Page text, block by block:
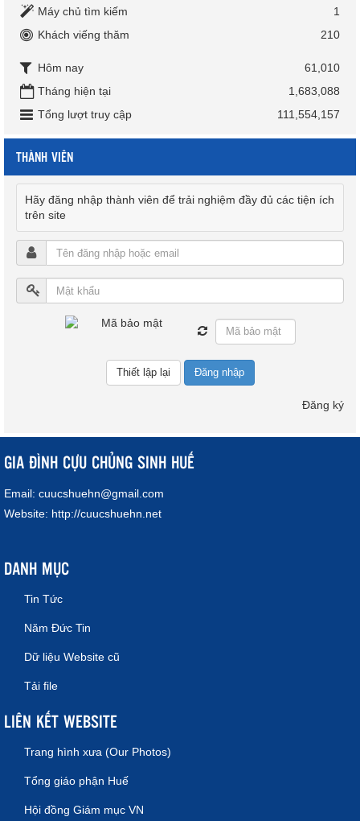
Máy chủ tìm kiếm
1
Khách viếng thăm
210
Hôm nay
61,010
Tháng hiện tại
1,683,088
Tổng lượt truy cập
111,554,157
THÀNH VIÊN
Hãy đăng nhập thành viên để trải nghiệm đầy đủ các tiện ích
trên site
Đăng nhập
Đăng ký
GIA ĐÌNH CỰU CHỦNG SINH HUẾ
Email: cuucshuehn@gmail.com
Website: http://cuucshuehn.net
DANH MỤC
Tin Tức
Năm Đức Tin
Dữ liệu Website cũ
Tải file
LIÊN KẾT WEBSITE
Trang hình xưa (Our Photos)
Tổng giáo phận Huế
Hội đồng Giám mục VN